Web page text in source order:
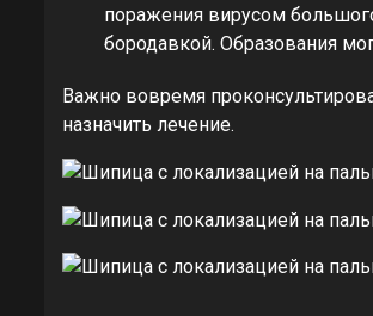
поражения вирусом
бородавкой. Образования
Важно вовремя
назначить лечение.